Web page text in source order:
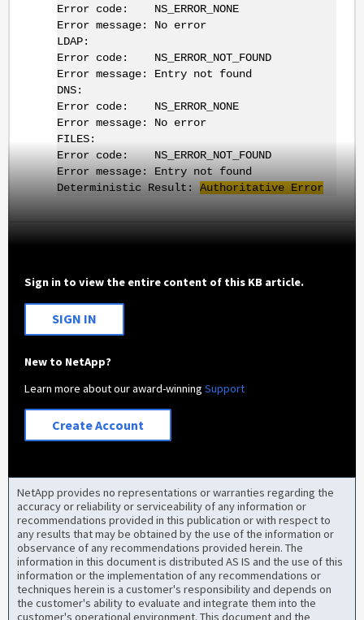
Error code: NS_ERROR_NONE
Error message: No error
LDAP:
Error code: NS_ERROR_NOT_FOUND
Error message: Entry not found
DNS:
Error code: NS_ERROR_NONE
Error message: No error
FILES:
Error code: NS_ERROR_NOT_FOUND
Error message: Entry not found
Deterministic Result: Authoritative Error
Sign in to view the entire content of this KB article.
SIGN IN
New to NetApp?
Learn more about our award-winningSupport
Create Account
NetApp provides no representations or warranties regarding the
accuracy or reliability or serviceability of any information or
recommendations provided in this publication or with respect to
any results that may be obtained by the use of the information or
observance of any recommendations provided herein. The
information in this document is distributed AS IS and the use of this
information or the implementation of any recommendations or
techniques herein is a customer's responsibility and depends on
the customer's ability to evaluate and integrate them into the